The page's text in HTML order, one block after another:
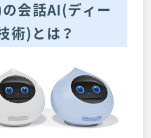
会話AI(ディー
術)とは？